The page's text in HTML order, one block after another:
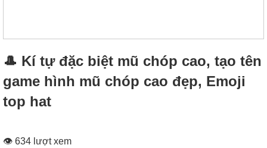
🎩 Kí tự đặc biệt mũ chóp cao, tạo tên
game hình mũ chóp cao đẹp, Emoji
top hat
👁 634 lượt xem